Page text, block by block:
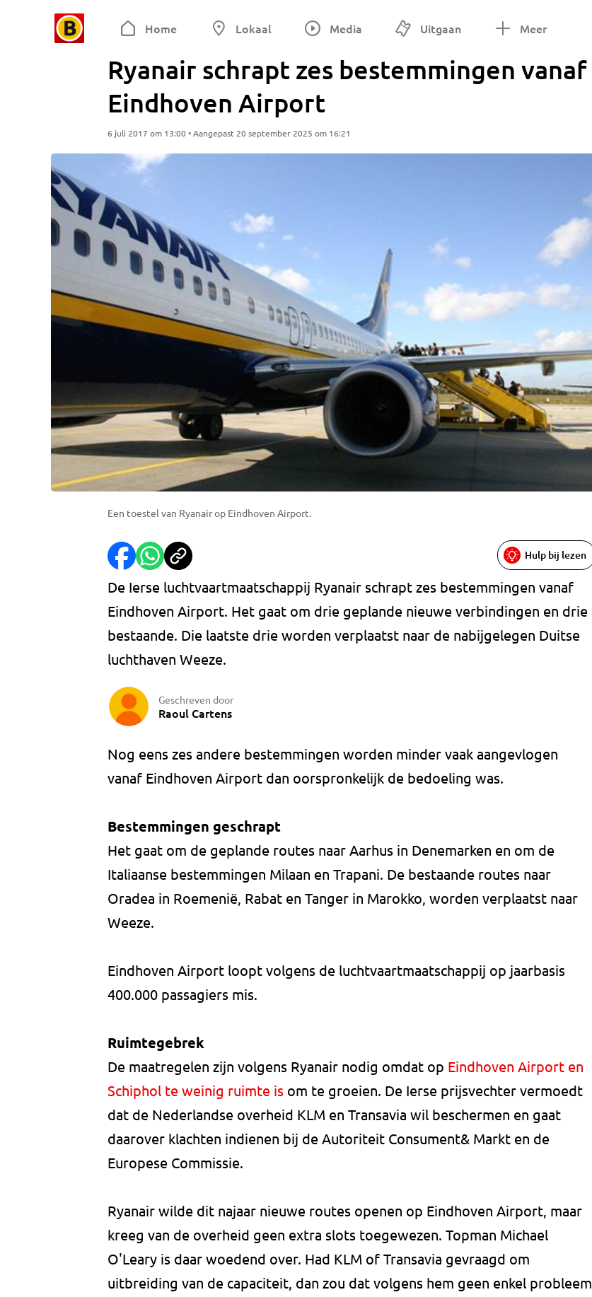
Home Lokaal Media Uitgaan Meer
Ryanair schrapt zes bestemmingen vanaf
Eindhoven Airport
6 juli 2017 om 13:00 • Aangepast 20 september 2025 om 16:21
Een toestel van Ryanair op Eindhoven Airport.
Hulp bij lezen
De Ierse luchtvaartmaatschappij Ryanair schrapt zes bestemmingen vanaf
Eindhoven Airport. Het gaat om drie geplande nieuwe verbindingen en drie
bestaande. Die laatste drie worden verplaatst naar de nabijgelegen Duitse
luchthaven Weeze.
Geschreven door
Raoul Cartens
Nog eens zes andere bestemmingen worden minder vaak aangevlogen
vanaf Eindhoven Airport dan oorspronkelijk de bedoeling was.
Bestemmingen geschrapt
Het gaat om de geplande routes naar Aarhus in Denemarken en om de
Italiaanse bestemmingen Milaan en Trapani. De bestaande routes naar
Oradea in Roemenië, Rabat en Tanger in Marokko, worden verplaatst naar
Weeze.
Eindhoven Airport loopt volgens de luchtvaartmaatschappij op jaarbasis
400.000 passagiers mis.
Ruimtegebrek
De maatregelen zijn volgens Ryanair nodig omdat op Eindhoven Airport en
Schiphol te weinig ruimte is om te groeien. De Ierse prijsvechter vermoedt
dat de Nederlandse overheid KLM en Transavia wil beschermen en gaat
daarover klachten indienen bij de Autoriteit Consument& Markt en de
Europese Commissie.
Ryanair wilde dit najaar nieuwe routes openen op Eindhoven Airport, maar
kreeg van de overheid geen extra slots toegewezen. Topman Michael
O'Leary is daar woedend over. Had KLM of Transavia gevraagd om
uitbreiding van de capaciteit, dan zou dat volgens hem geen enkel probleem